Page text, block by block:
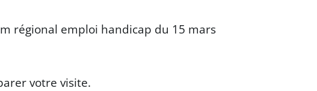
régional emploi handicap du 15 mars
votre visite.